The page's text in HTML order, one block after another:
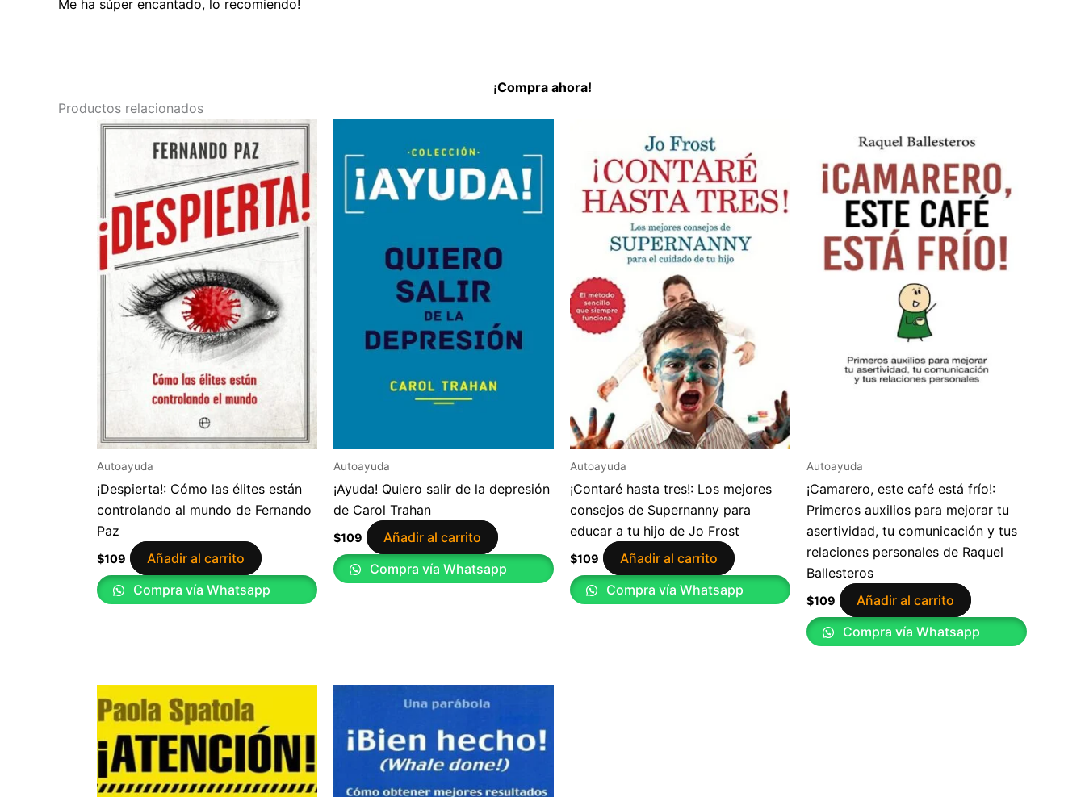
Me ha súper encantado, lo recomiendo!
¡Compra ahora!
Productos relacionados
Autoayuda
¡Despierta!: Cómo las élites están
controlando al mundo de Fernando
Paz
$109
Añadir al carrito
Compra vía Whatsapp
Autoayuda
¡Ayuda! Quiero salir de la depresión
de Carol Trahan
$109
Añadir al carrito
Compra vía Whatsapp
Autoayuda
¡Contaré hasta tres!: Los mejores
consejos de Supernanny para
educar a tu hijo de Jo Frost
$109
Añadir al carrito
Compra vía Whatsapp
Autoayuda
¡Camarero, este café está frío!:
Primeros auxilios para mejorar tu
asertividad, tu comunicación y tus
relaciones personales de Raquel
Ballesteros
$109
Añadir al carrito
Compra vía Whatsapp